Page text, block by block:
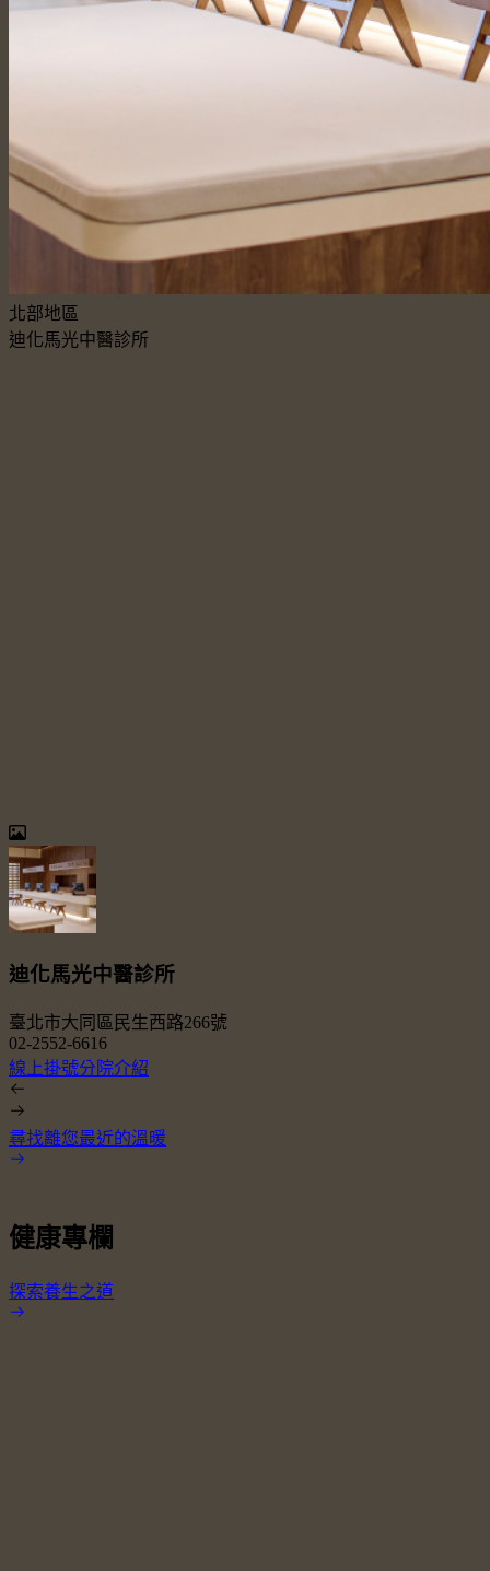
北部地區
迪化馬光中醫診所
迪化馬光中醫診所
臺北市大同區民生西路266號
02-2552-6616
線上掛號分院介紹
尋找離您最近的溫暖
健康專欄
探索養生之道